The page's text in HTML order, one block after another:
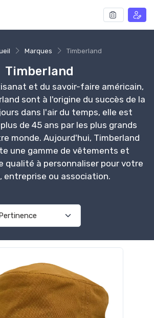
Marques Timberland
Timberland
et du savoir-faire américain,
sont à l'origine du succès de la
dans l'air du temps, elle est
de 45 ans par les plus grands
monde. Aujourd'hui, Timberland
une gamme de vêtements et
qualité à personnaliser pour votre
entreprise ou association.